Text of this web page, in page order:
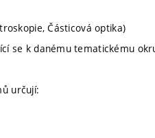
Částicová optika)
se k danému tematickému
určují: